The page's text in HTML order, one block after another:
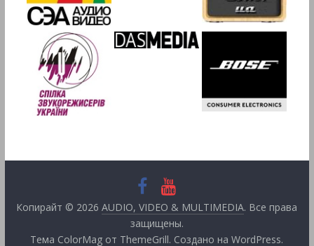
Копирайт © 2026AUDIO, VIDEO & MULTIMEDIA. Все права
защищены.
Тема ColorMag от ThemeGrill. Создано наWordPress.